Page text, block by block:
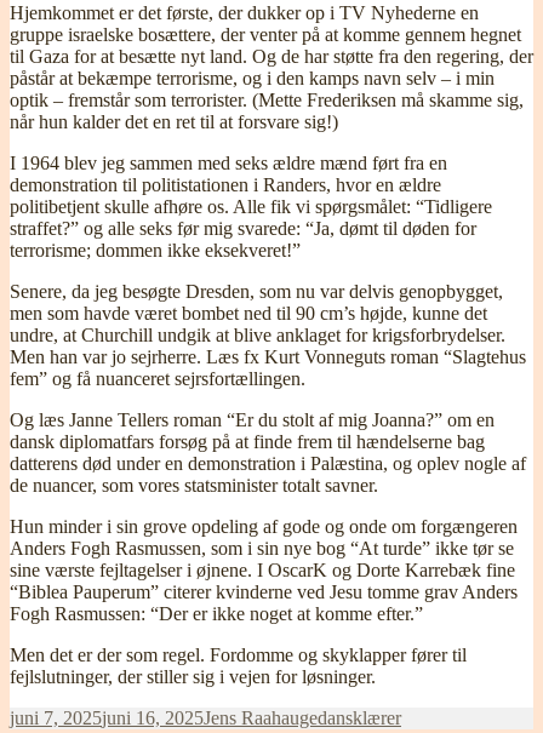
Hjemkommet er det første, der dukker op i TV Nyhederne en
gruppe israelske bosættere, der venter på at komme gennem hegnet
til Gaza for at besætte nyt land. Og de har støtte fra den regering, der
påstår at bekæmpe terrorisme, og i den kamps navn selv – i min
optik – fremstår som terrorister. (Mette Frederiksen må skamme sig,
når hun kalder det en ret til at forsvare sig!)
I 1964 blev jeg sammen med seks ældre mænd ført fra en
demonstration til politistationen i Randers, hvor en ældre
politibetjent skulle afhøre os. Alle fik vi spørgsmålet: “Tidligere
straffet?” og alle seks før mig svarede: “Ja, dømt til døden for
terrorisme; dommen ikke eksekveret!”
Senere, da jeg besøgte Dresden, som nu var delvis genopbygget,
men som havde været bombet ned til 90 cm’s højde, kunne det
undre, at Churchill undgik at blive anklaget for krigsforbrydelser.
Men han var jo sejrherre. Læs fx Kurt Vonneguts roman “Slagtehus
fem” og få nuanceret sejrsfortællingen.
Og læs Janne Tellers roman “Er du stolt af mig Joanna?” om en
dansk diplomatfars forsøg på at finde frem til hændelserne bag
datterens død under en demonstration i Palæstina, og oplev nogle af
de nuancer, som vores statsminister totalt savner.
Hun minder i sin grove opdeling af gode og onde om forgængeren
Anders Fogh Rasmussen, som i sin nye bog “At turde” ikke tør se
sine værste fejltagelser i øjnene. I OscarK og Dorte Karrebæk fine
“Biblea Pauperum” citerer kvinderne ved Jesu tomme grav Anders
Fogh Rasmussen: “Der er ikke noget at komme efter.”
Men det er der som regel. Fordomme og skyklapper fører til
fejlslutninger, der stiller sig i vejen for løsninger.
Udgivet
juni 7, 2025juni 16, 2025Forfatter
Jens RaahaugeKategorier
dansklærer